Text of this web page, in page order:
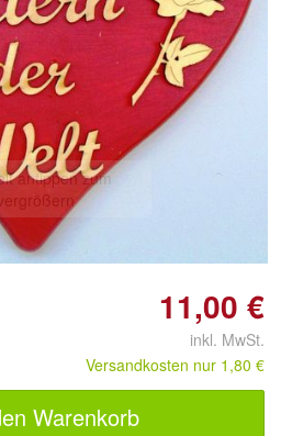
antippen zum
11,00 €
inkl. MwSt.
Versandkosten nur 1,80 €
Warenkorb